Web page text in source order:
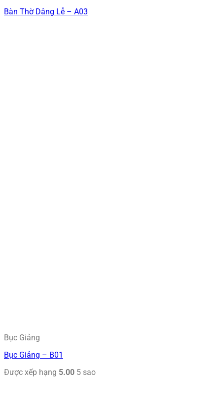
Bàn Thờ Dâng Lễ – A03
Bục Giảng
Bục Giảng – B01
Được xếp hạng 5.00 5 sao